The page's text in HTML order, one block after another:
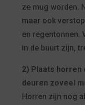
ze mug worden.
maar ook
en regentonnen.
in de buurt zijn,
2) Plaats horren
deuren zoveel
Horren zijn nog